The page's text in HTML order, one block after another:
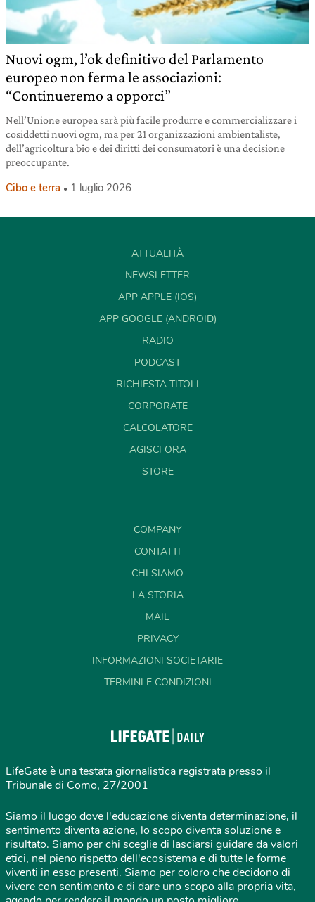
Nuovi ogm, l’ok definitivo del Parlamento
europeo non ferma le associazioni:
“Continueremo a opporci”
Nell’Unione europea sarà più facile produrre e commercializzare i
cosiddetti nuovi ogm, ma per 21 organizzazioni ambientaliste,
dell’agricoltura bio e dei diritti dei consumatori è una decisione
preoccupante.
Cibo e terra 1 luglio 2026
ATTUALITÀ
NEWSLETTER
APP APPLE (IOS)
APP GOOGLE (ANDROID)
RADIO
PODCAST
RICHIESTA TITOLI
CORPORATE
CALCOLATORE
AGISCI ORA
STORE
COMPANY
CONTATTI
CHI SIAMO
LA STORIA
MAIL
PRIVACY
INFORMAZIONI SOCIETARIE
TERMINI E CONDIZIONI
LifeGate è una testata giornalistica registrata presso il
Tribunale di Como, 27/2001
Siamo il luogo dove l'educazione diventa determinazione, il
sentimento diventa azione, lo scopo diventa soluzione e
risultato. Siamo per chi sceglie di lasciarsi guidare da valori
etici, nel pieno rispetto dell'ecosistema e di tutte le forme
viventi in esso presenti. Siamo per coloro che decidono di
vivere con sentimento e di dare uno scopo alla propria vita,